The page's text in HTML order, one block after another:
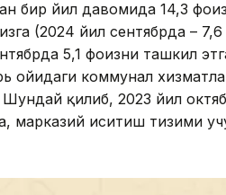
бир йил давомида 14,3
(2024 йил сентябрда –
5,1 фоизни ташкил
ойидаги коммунал
қилиб, 2023 йил
марказий иситиш тизими